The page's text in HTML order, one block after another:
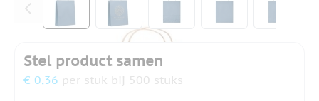
Stel product samen
€ 0,36 per stuk bij 500 stuks